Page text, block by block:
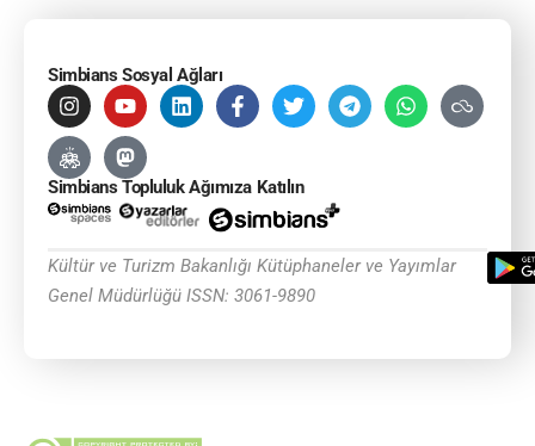
Simbians Sosyal Ağları
Simbians Topluluk Ağımıza Katılın
Kültür ve Turizm Bakanlığı Kütüphaneler ve Yayımlar
Genel Müdürlüğü ISSN: 3061-9890